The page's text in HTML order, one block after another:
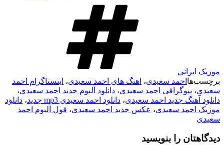
موزیک ایرانی
برچسب‌ها احمد سعیدی، اهنگ های احمد سعیدی، اینستاگرام احمد
سعیدی، بیوگرافی احمد سعیدی، دانلود آلبوم جدید احمد سعیدی،
دانلود آهنگ جدید احمد سعیدی، دانلود احمد سعیدی mp3 جدید ، دانلود
موزیک احمد سعیدی، عکس جدید احمد سعیدی، فول آلبوم احمد
سعیدی
دیدگاهتان را بنویسید